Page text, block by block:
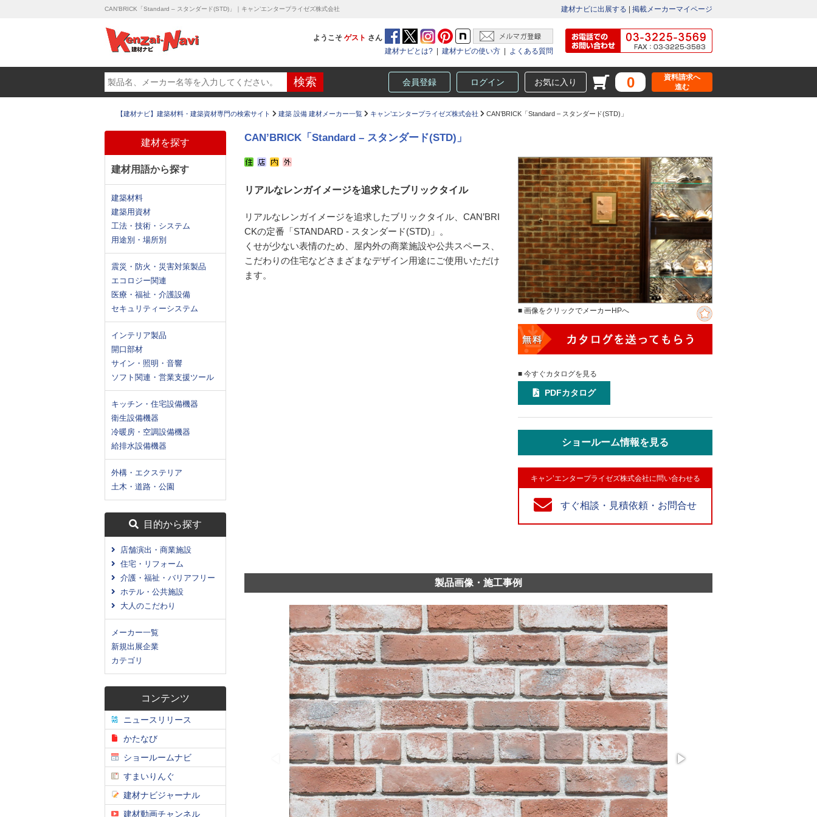
CAN’BRICK「Standard – スタンダード(STD)」｜キャン’エンタープライゼズ株式会社 建材ナビに出展する 掲載メーカーマイページ
ようこそ ゲスト さん
建材ナビとは?
建材ナビの使い方 よくある質問
会員登録 ログイン お気に入り 0
資料請求へ
進む
【建材ナビ】建築材料・建築資材専門の検索サイト 建築 設備 建材メーカー一覧 キャン’エンタープライゼズ株式会社 CAN’BRICK「Standard – スタンダード(STD)」
建材を探す
建材用語から探す
建築材料
建築用資材
工法・技術・システム
用途別・場所別
震災・防火・災害対策製品
エコロジー関連
医療・福祉・介護設備
セキュリティーシステム
インテリア製品
開口部材
サイン・照明・音響
ソフト関連・営業支援ツール
キッチン・住宅設備機器
衛生設備機器
冷暖房・空調設備機器
給排水設備機器
外構・エクステリア
土木・道路・公園
目的から探す
店舗演出・商業施設
住宅・リフォーム
介護・福祉・バリアフリー
ホテル・公共施設
大人のこだわり
メーカー一覧
新規出展企業
カテゴリ
コンテンツ
ニュースリリース
かたなび
ショールームナビ
すまいりんぐ
建材ナビジャーナル
建材動画チャンネル
CAN’BRICK「Standard – スタンダード(STD)」
リアルなレンガイメージを追求したブリックタイル
リアルなレンガイメージを追求したブリックタイル、CAN’BRI
CKの定番「STANDARD - スタンダード(STD)」。
くせが少ない表情のため、屋内外の商業施設や公共スペース、
こだわりの住宅などさまざまなデザイン用途にご使用いただけ
ます。
■ 画像をクリックでメーカーHPへ
■ 今すぐカタログを見る
PDFカタログ
ショールーム情報を見る
キャン’エンタープライゼズ株式会社に問い合わせる
すぐ相談・見積依頼・お問合せ
製品画像・施工事例